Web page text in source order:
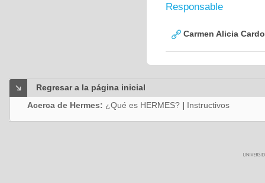
Responsable
Carmen Alicia
Regresar a la página inicial
Acerca de Hermes: ¿Qué es HERMES? | Instructivos